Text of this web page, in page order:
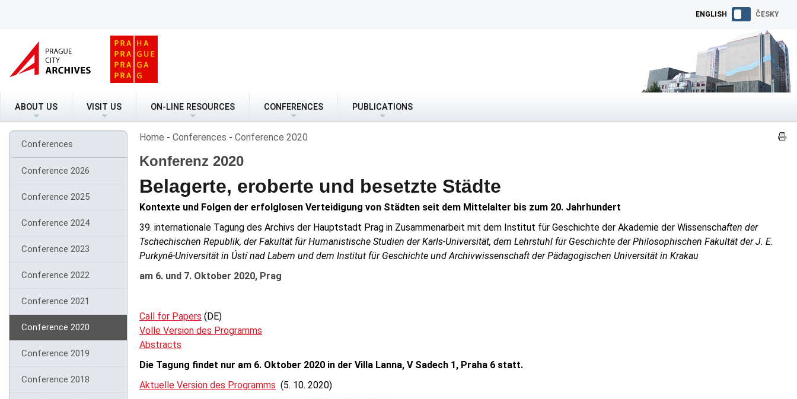
ENGLISH ČESKY
ABOUT US VISIT US ON-LINE RESOURCES CONFERENCES PUBLICATIONS
Conferences
Conference 2026
Conference 2025
Conference 2024
Conference 2023
Conference 2022
Conference 2021
Conference 2020
Conference 2019
Conference 2018
Home - Conferences - Conference 2020
Konferenz 2020
Belagerte, eroberte und besetzte Städte
Kontexte und Folgen der erfolglosen Verteidigung von Städten seit dem Mittelalter bis zum 20. Jahrhundert
39. internationale Tagung des Archivs der Hauptstadt Prag in Zusammenarbeit mit dem Institut für Geschichte der Akademie der Wissenschaften der
Tschechischen Republik, der Fakultät für Humanistische Studien der Karls-Universität, dem Lehrstuhl für Geschichte der Philosophischen Fakultät der J. E.
Purkyně-Universität in Ústí nad Labem und dem Institut für Geschichte und Archivwissenschaft der Pädagogischen Universität in Krakau
am 6. und 7. Oktober 2020, Prag
Call for Papers (DE)
Volle Version des Programms
Abstracts
Die Tagung findet nur am 6. Oktober 2020 in der Villa Lanna, V Sadech 1, Praha 6 statt.
Aktuelle Version des Programms (5. 10. 2020)